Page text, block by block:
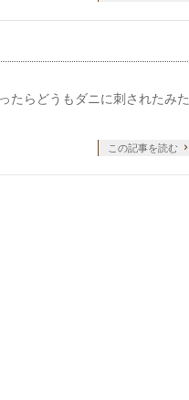
たらどうもダニに刺されたみた
この記事を読む